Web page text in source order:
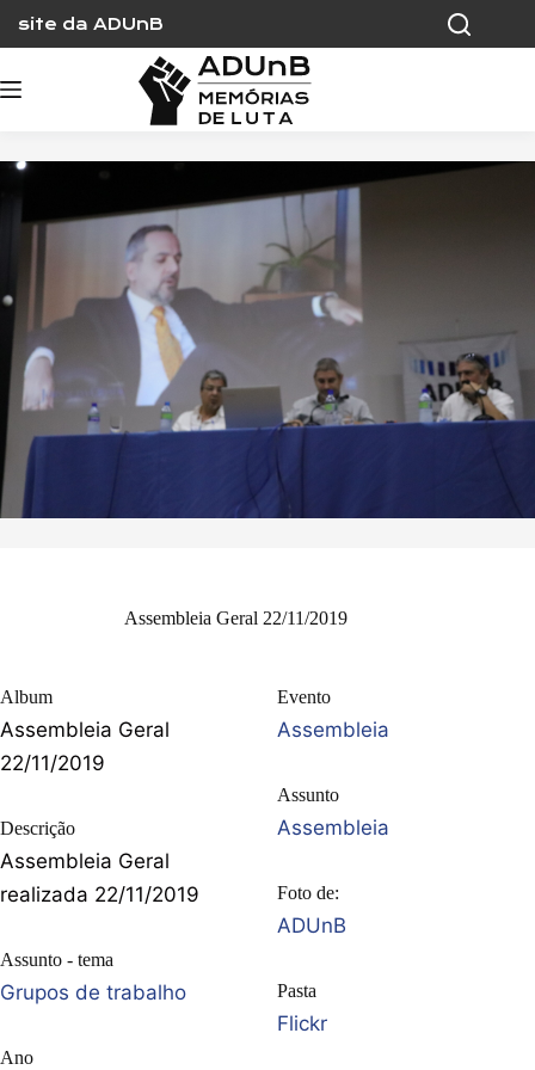
content
site da ADUnB
Assembleia Geral 22/11/2019
Album
Assembleia Geral
22/11/2019
Descrição
Assembleia Geral
realizada 22/11/2019
Assunto - tema
Grupos de trabalho
Ano
Evento
Assembleia
Assunto
Assembleia
Foto de:
ADUnB
Pasta
Flickr